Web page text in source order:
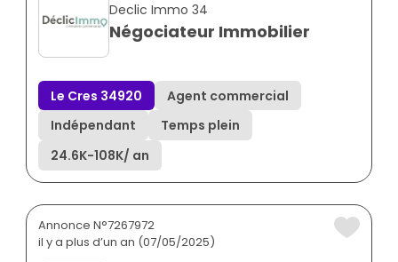
Declic Immo 34
Négociateur Immobilier
Le Cres 34920
Agent commercial
Indépendant
Temps plein
24.6K-108K/ an
Annonce N°7267972
il y a plus d’un an (07/05/2025)